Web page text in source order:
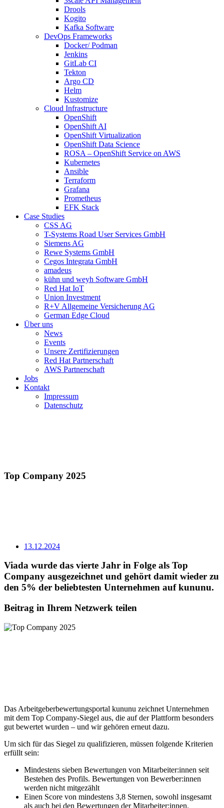
Drools
Kogito
Kafka Software
DevOps Frameworks
Docker/ Podman
Jenkins
GitLab CI
Tekton
Argo CD
Helm
Kustomize
Cloud Infrastructure
OpenShift
OpenShift AI
OpenShift Virtualization
OpenShift Data Science
ROSA – OpenShift Service on AWS
Kubernetes
Ansible
Terraform
Grafana
Prometheus
EFK Stack
Case Studies
CSS AG
T-Systems Road User Services GmbH
Siemens AG
Rewe Systems GmbH
Cegos Integrata GmbH
amadeus
kühn und weyh Software GmbH
Red Hat IoT
Union Investment
R+V Allgemeine Versicherung AG
German Edge Cloud
Über uns
News
Events
Unsere Zertifizierungen
Red Hat Partnerschaft
AWS Partnerschaft
Jobs
Kontakt
Impressum
Datenschutz
Top Company 2025
13.12.2024
Viada wurde das vierte Jahr in Folge als Top
Company ausgezeichnet und gehört damit wieder zu
den 5% der beliebtesten Unternehmen auf kununu.
Beitrag in Ihrem Netzwerk teilen
Das Arbeitgeberbewertungsportal kununu zeichnet Unternehmen
mit dem Top Company-Siegel aus, die auf der Plattform besonders
gut bewertet wurden – und wir gehören erneut dazu.
Um sich für das Siegel zu qualifizieren, müssen folgende Kriterien
erfüllt sein:
Mindestens sieben Bewertungen von Mitarbeiter:innen seit
Bestehen des Profils. Bewertungen von Bewerber:innen
werden nicht mitgezählt
Einen Score von mindestens 3,8 Sternen, sowohl insgesamt
als auch bei den Bewertungen der Mitarbeiter:innen.